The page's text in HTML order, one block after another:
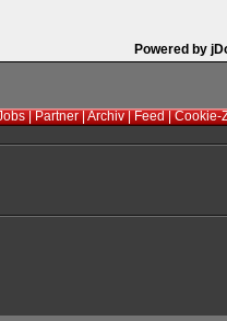
Powered by
|Partner|Archiv|Feed|Cookie-